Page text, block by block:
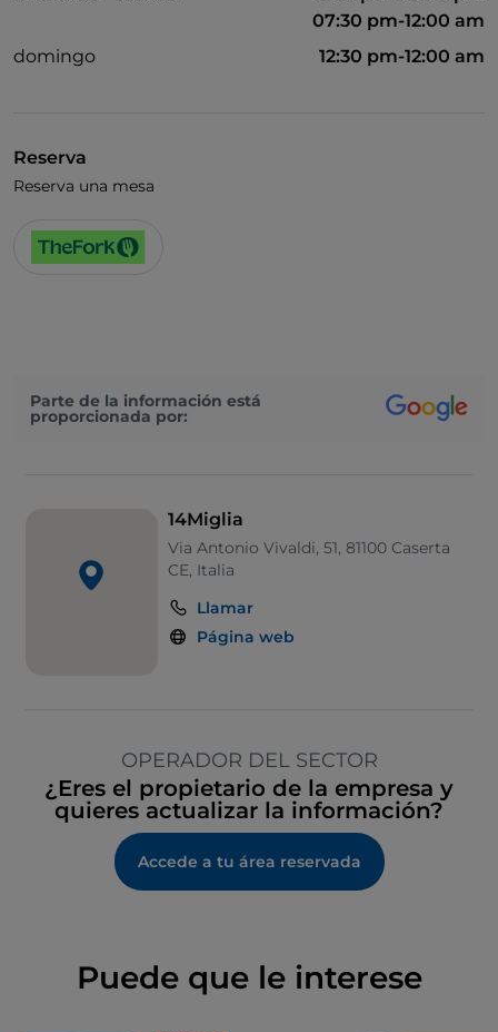
Diners Club
Mastercard
Partidos de fútbol
Se habla español
07:30 pm-12:00 am
domingo
12:30 pm-12:00 am
Reserva
Reserva una mesa
Parte de la información está
proporcionada por:
14Miglia
Via Antonio Vivaldi, 51, 81100 Caserta
CE, Italia
Llamar
Página web
OPERADOR DEL SECTOR
¿Eres el propietario de la empresa y
quieres actualizar la información?
Accede a tu área reservada
Puede que le interese